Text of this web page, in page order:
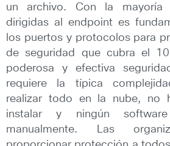
un archivo. Con la mayoría
dirigidas al endpoint es
los puertos y protocolos para
de seguridad que cubra el
poderosa y efectiva
requiere la típica
realizar todo en la nube, no
instalar y ningún
manualmente. Las